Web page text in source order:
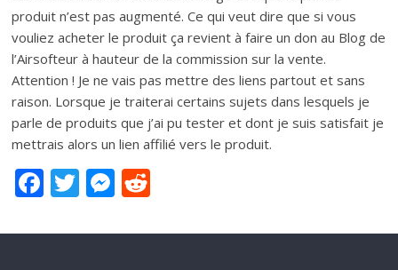
produit n’est pas augmenté. Ce qui veut dire que si vous
vouliez acheter le produit ça revient à faire un don au Blog de
l’Airsofteur à hauteur de la commission sur la vente.
Attention ! Je ne vais pas mettre des liens partout et sans
raison. Lorsque je traiterai certains sujets dans lesquels je
parle de produits que j’ai pu tester et dont je suis satisfait je
mettrais alors un lien affilié vers le produit.
F
e
T
itt
M
ss d